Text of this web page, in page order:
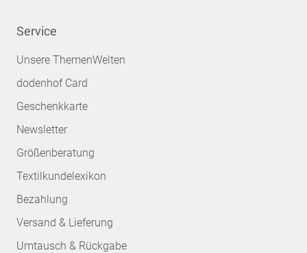
Service
Unsere ThemenWelten
dodenhof Card
Geschenkkarte
Newsletter
Größenberatung
Textilkundelexikon
Bezahlung
Versand & Lieferung
Umtausch & Rückgabe